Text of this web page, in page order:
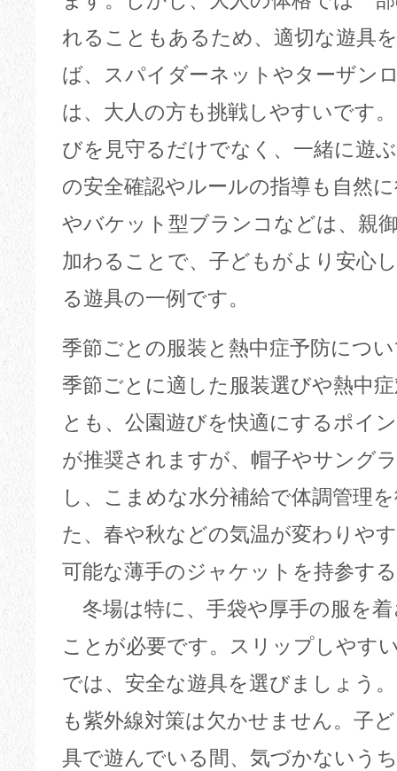
れることもあるため、適切な遊具
ば、スパイダーネットやターザン
は、大人の方も挑戦しやすいです
びを見守るだけでなく、一緒に遊
の安全確認やルールの指導も自然
やバケット型ブランコなどは、親
加わることで、子どもがより安心
る遊具の一例です。
季節ごとの服装と熱中症予防につ
季節ごとに適した服装選びや熱中
とも、公園遊びを快適にするポイ
が推奨されますが、帽子やサング
し、こまめな水分補給で体調管理
た、春や秋などの気温が変わりや
可能な薄手のジャケットを持参す
冬場は特に、手袋や厚手の服を
ことが必要です。スリップしやす
では、安全な遊具を選びましょう
も紫外線対策は欠かせません。子
具で遊んでいる間、気づかないう